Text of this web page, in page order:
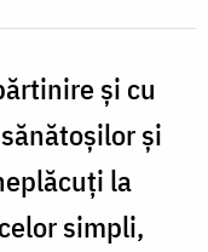
și cu
și
la
simpli,